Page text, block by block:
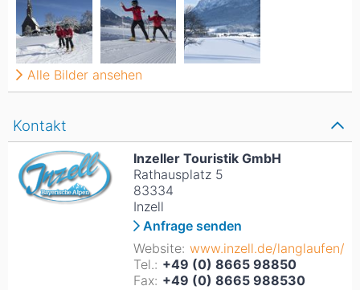
Kontakt
Inzeller Touristik GmbH
Rathausplatz 5
83334
Inzell
Anfrage senden
Website: www.inzell.de/langlaufen/
Tel.: +49 (0) 8665 98850
Fax: +49 (0) 8665 988530
Alle Bilder ansehen